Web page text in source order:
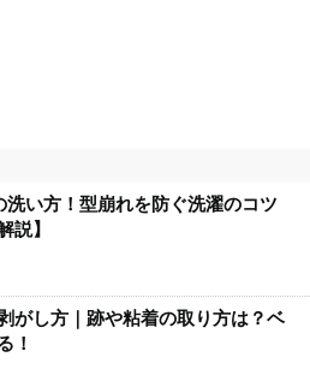
洗い方！型崩れを防ぐ洗濯のコツ
説】
がし方｜跡や粘着の取り方は？ベ
！